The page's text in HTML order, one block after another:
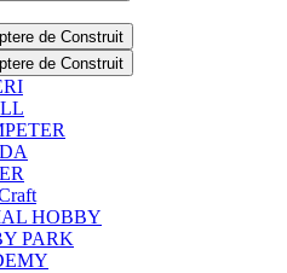
de Construit
de Construit
HOBBY
PARK